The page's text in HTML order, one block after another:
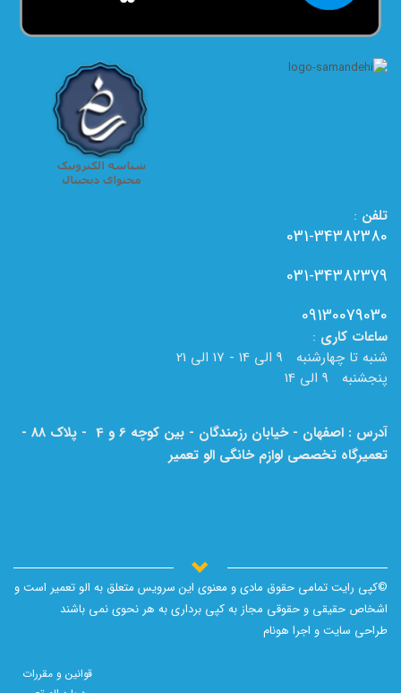
تلفن :
031-34382380
031-34382379
09130079030
ساعات کاری :
شنبه تا چهارشنبه 9 الی 14 - 17 الی 21
پنجشنبه 9 الی 14
آدرس : اصفهان - خیابان رزمندگان - بین کوچه 6 و 4 - پلاک 88 -
تعمیرگاه تخصصی لوازم خانگی الو تعمیر
©کپی رایت تمامی حقوق مادی و معنوی این سرویس متعلق به الو تعمیر است و
اشخاص حقیقی و حقوقی مجاز به کپی برداری به هر نحوی نمی باشند
طراحی سایت و اجرا هونام
قوانین و مقررات